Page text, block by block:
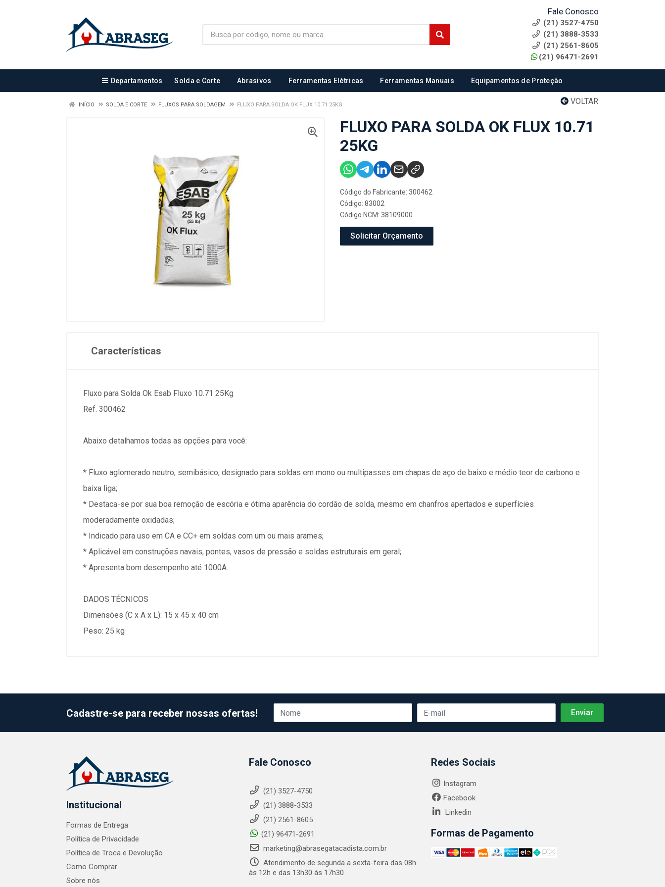
Fale Conosco
(21) 3527-4750
(21) 3888-3533
(21) 2561-8605
(21) 96471-2691
Departamentos Solda e Corte Abrasivos Ferramentas Elétricas Ferramentas Manuais Equipamentos de Proteção
VOLTAR
INÍCIO SOLDA E CORTE FLUXOS PARA SOLDAGEM FLUXO PARA SOLDA OK FLUX 10.71 25KG
FLUXO PARA SOLDA OK FLUX 10.71
25KG
Código do Fabricante: 300462
Código: 83002
Código NCM: 38109000
Solicitar Orçamento
Características
Fluxo para Solda Ok Esab Fluxo 10.71 25Kg
Ref. 300462
Abaixo detalhamos todas as opções para você:
* Fluxo aglomerado neutro, semibásico, designado para soldas em mono ou multipasses em chapas de aço de baixo e médio teor de carbono e
baixa liga;
* Destaca-se por sua boa remoção de escória e ótima aparência do cordão de solda, mesmo em chanfros apertados e superfícies
moderadamente oxidadas;
* Indicado para uso em CA e CC+ em soldas com um ou mais arames;
* Aplicável em construções navais, pontes, vasos de pressão e soldas estruturais em geral;
* Apresenta bom desempenho até 1000A.
DADOS TÉCNICOS
Dimensões (C x A x L): 15 x 45 x 40 cm
Peso: 25 kg
Cadastre-se para receber nossas ofertas!
Institucional
Formas de Entrega
Política de Privacidade
Política de Troca e Devolução
Como Comprar
Sobre nós
Fale Conosco
(21) 3527-4750
(21) 3888-3533
(21) 2561-8605
(21) 96471-2691
marketing@abrasegatacadista.com.br
Atendimento de segunda a sexta-feira das 08h
às 12h e das 13h30 às 17h30
Redes Sociais
Instagram
Facebook
Linkedin
Formas de Pagamento